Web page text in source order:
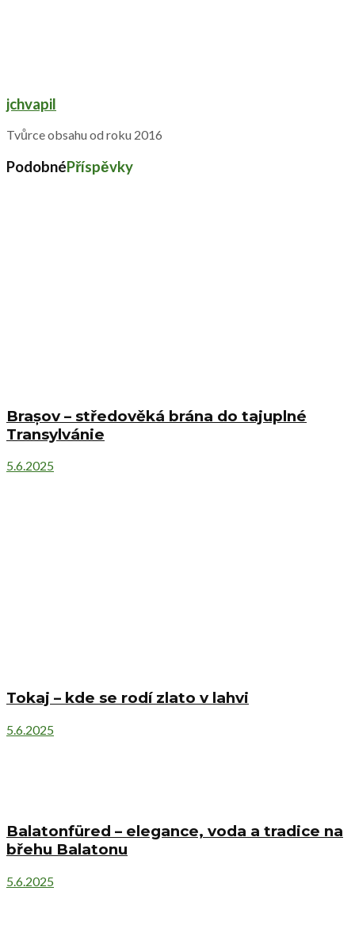
jchvapil
Tvůrce obsahu od roku 2016
PodobnéPříspěvky
Brașov – středověká brána do tajuplné
Transylvánie
5.6.2025
Tokaj – kde se rodí zlato v lahvi
5.6.2025
Balatonfüred – elegance, voda a tradice na
břehu Balatonu
5.6.2025